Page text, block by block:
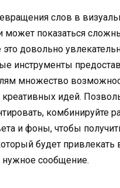
слов в
может показаться
довольно
инструменты
множество
идей.
комбинируйте
и фоны, чтобы
будет
нужное сообщение.